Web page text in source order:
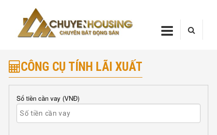
CÔNG CỤ TÍNH LÃI XUẤT
Số tiền cần vay (VNĐ)